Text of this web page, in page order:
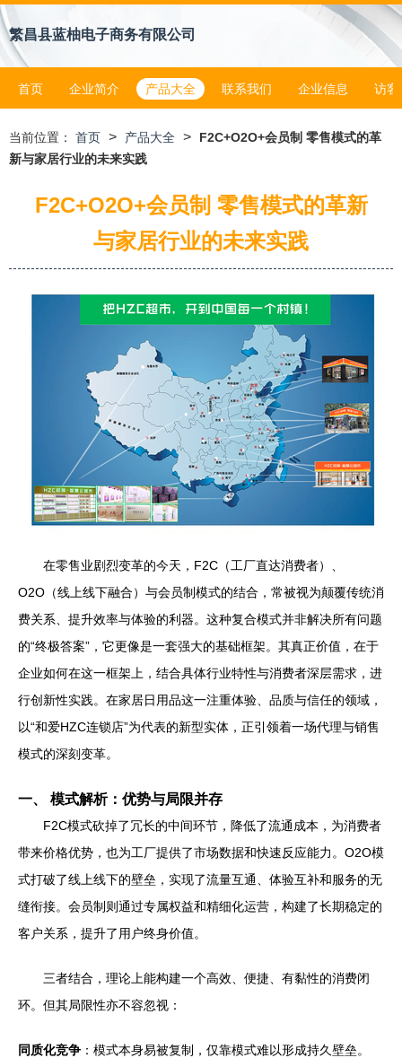
繁昌县蓝柚电子商务有限公司
首页 企业简介 产品大全 联系我们 企业信息 访客
当前位置： 首页 > 产品大全 >
F2C+O2O+会员制 零售模式的革
新与家居行业的未来实践
F2C+O2O+会员制 零售模式的革新
与家居行业的未来实践
在零售业剧烈变革的今天，F2C（工厂直达消费者）、
O2O（线上线下融合）与会员制模式的结合，常被视为颠覆传统消
费关系、提升效率与体验的利器。这种复合模式并非解决所有问题
的“终极答案”，它更像是一套强大的基础框架。其真正价值，在于
企业如何在这一框架上，结合具体行业特性与消费者深层需求，进
行创新性实践。在家居日用品这一注重体验、品质与信任的领域，
以“和爱HZC连锁店”为代表的新型实体，正引领着一场代理与销售
模式的深刻变革。
一、 模式解析：优势与局限并存
F2C模式砍掉了冗长的中间环节，降低了流通成本，为消费者
带来价格优势，也为工厂提供了市场数据和快速反应能力。O2O模
式打破了线上线下的壁垒，实现了流量互通、体验互补和服务的无
缝衔接。会员制则通过专属权益和精细化运营，构建了长期稳定的
客户关系，提升了用户终身价值。
三者结合，理论上能构建一个高效、便捷、有黏性的消费闭
环。但其局限性亦不容忽视：
同质化竞争 ：模式本身易被复制，仅靠模式难以形成持久壁垒。